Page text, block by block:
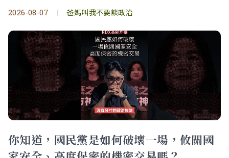
2026-08-07 | 爸媽叫我不要談政治
你知道，國民黨是如何破壞一場，攸關國